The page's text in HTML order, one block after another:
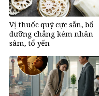
Vị thuốc quý cực sẵn, bổ
dưỡng chẳng kém nhân
sâm, tổ yến